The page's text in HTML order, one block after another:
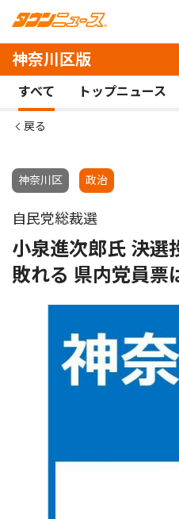
神奈川区版
すべて トップニュース
戻る
神奈川区 政治
自民党総裁選
小泉進次郎氏 決選
敗れる 県内党員票